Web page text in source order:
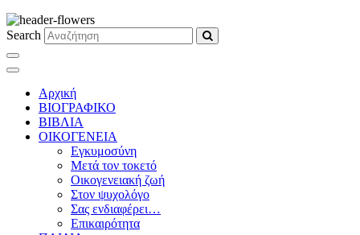
Search
Αρχική
ΒΙΟΓΡΑΦΙΚΟ
ΒΙΒΛΙΑ
ΟΙΚΟΓΕΝΕΙΑ
Εγκυμοσύνη
Μετά τον τοκετό
Οικογενειακή ζωή
Στον ψυχολόγο
Σας ενδιαφέρει…
Επικαιρότητα